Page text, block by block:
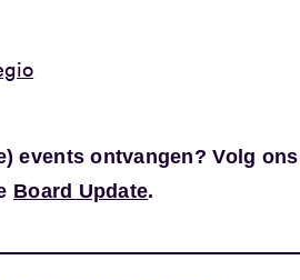
events ontvangen? Volg ons
Board Update.